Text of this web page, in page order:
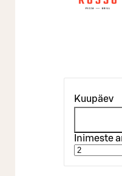
Kuupäev
Inimeste